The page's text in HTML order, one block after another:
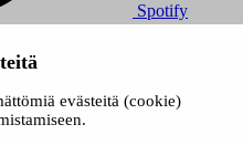
evästeitä (cookie)
Spotify